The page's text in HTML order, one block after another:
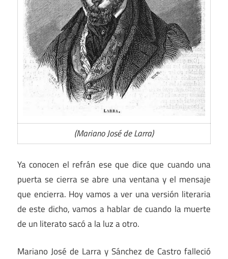
(Mariano José de Larra)
Ya conocen el refrán ese que dice que cuando una
puerta se cierra se abre una ventana y el mensaje
que encierra. Hoy vamos a ver una versión literaria
de este dicho, vamos a hablar de cuando la muerte
de un literato sacó a la luz a otro.
Mariano José de Larra y Sánchez de Castro falleció